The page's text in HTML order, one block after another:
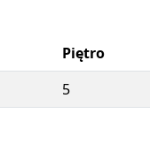
Piętro
5